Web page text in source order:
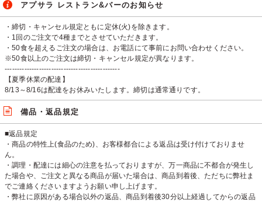
アプサラ レストラン&バーのお知らせ
・締切・キャンセル規定ともに定休(火)を除きます。
・1回のご注文で4種までとさせていただきます。
・50食を超えるご注文の場合は、お電話にて事前にお問い合わせください。
※50食以上のご注文は締切・キャンセル規定が異なります。
-----------------------------------------------
【夏季休業の配達】
8/13～8/16は配達をお休みいたします。締切は通常通りです。
備品・返品規定
■返品規定
・商品の特性上(食品のため)、お客様都合による返品は受け付けておりませ
ん。
・調理・配達には細心の注意を払っておりますが、万一商品に不都合が発生し
た場合や、ご注文と異なる商品が届いた場合は、商品到着後、ただちに弊社ま
でご連絡くださいますようお願い申し上げます。
・弊社に原因がある場合以外の返品、商品到着後30分以上経過してからの返品